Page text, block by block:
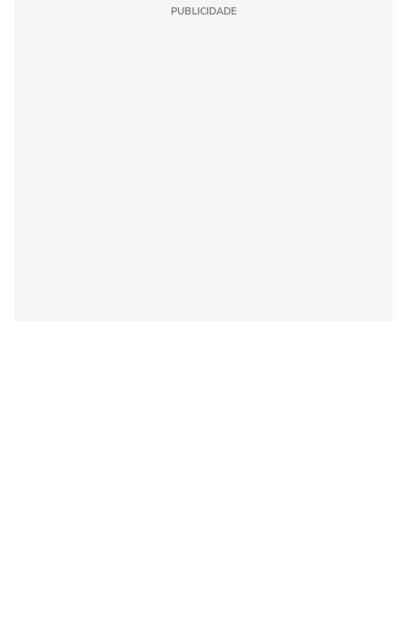
PUBLICIDADE